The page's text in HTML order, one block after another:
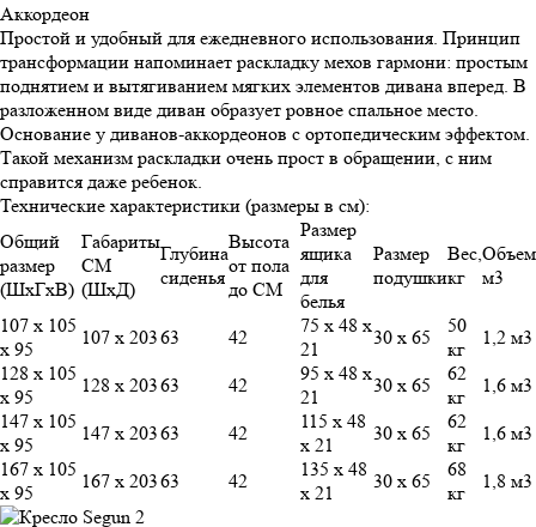
Аккордеон
Простой и удобный для ежедневного использования. Принцип
трансформации напоминает раскладку мехов гармони: простым
поднятием и вытягиванием мягких элементов дивана вперед. В
разложенном виде диван образует ровное спальное место.
Основание у диванов-аккордеонов с ортопедическим эффектом.
Такой механизм раскладки очень прост в обращении, с ним
справится даже ребенок.
Технические характеристики (размеры в см):
Общий
размер
(ШхГхВ)
Габариты
СМ
(ШхД)
Глубина
сиденья
Высота
от пола
до СМ
Размер
ящика
для
белья
Размер
подушки
Вес,
кг
Объем
м3
107 х 105
х 95
107 х 20363 42
75 х 48 х
21
30 х 65
50
кг
1,2 м3
128 х 105
х 95
128 х 20363 42
95 х 48 х
21
30 х 65
62
кг
1,6 м3
147 х 105
х 95
147 х 20363 42
115 х 48
х 21
30 х 65
62
кг
1,6 м3
167 х 105
х 95
167 х 20363 42
135 х 48
х 21
30 х 65
68
кг
1,8 м3